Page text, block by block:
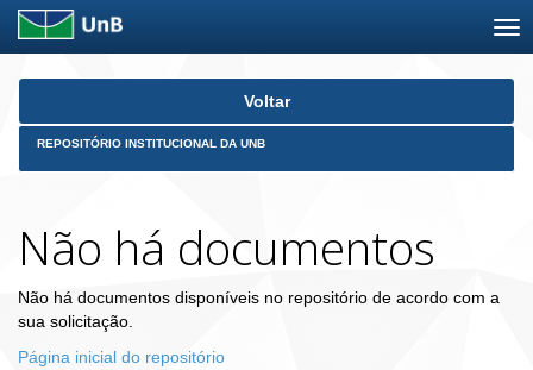
Skip
Voltar
REPOSITÓRIO INSTITUCIONAL DA UNB
Não há documentos
Não há documentos disponíveis no repositório de acordo com a
sua solicitação.
Página inicial do repositório